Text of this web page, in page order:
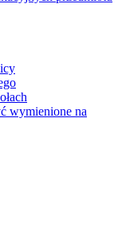
wymienione na